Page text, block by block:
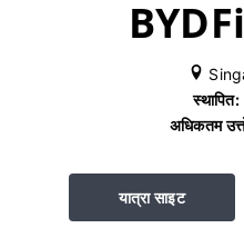
BYDFi
स्थापित:
अधिकतम
यात्रा साइट